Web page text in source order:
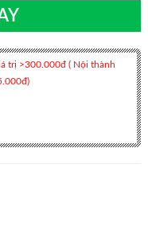
trị >300.000đ ( Nội thành